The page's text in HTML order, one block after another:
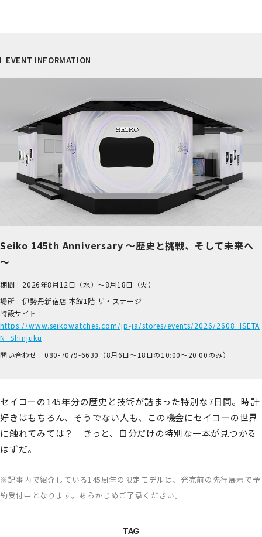
EVENT INFORMATION
Seiko 145th Anniversary ～歴史と挑戦、そして未来へ
～
期間 : 2026年8月12日（水）～8月18日（火）
場所 : 伊​勢丹新宿店 本​館1階 ザ​・ステージ
特設サイト :
https://www.seikowatches.com/jp-ja/stores/events/2026/2608_ISETA
N_Shinjuku
問い合わせ : 0​80-7​079-6​630（8月6日～18日の1​0:00～2​0:00のみ）
セイコーの145年分の歴史と技術が詰まった特別な7日間。時計
好きはもちろん、そうでない人も、この機会にセイコーの世界
に触れてみては？ きっと、自分だけの特別な一本が見つかる
はずだ。
※記事内で紹介している145周年の限定モデルは、発売前の先行展示で予
約受付中となります。あらかじめご了承ください。
TAG